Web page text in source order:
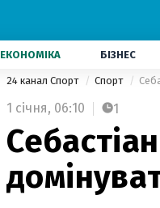
ЕКОНОМІКА БІЗНЕС
24 канал Спорт Спорт
1 січня, 06:10 1